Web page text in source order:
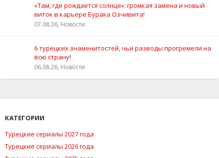
«Там, где рождается солнце»: громкая замена и новый
виток в карьере Бурака Озчивита!
07.08.26, Новости
6 турецких знаменитостей, чьи разводы прогремели на
всю страну!
06.08.26, Новости
КАТЕГОРИИ
Турецкие сериалы 2027 года
Турецкие сериалы 2026 года